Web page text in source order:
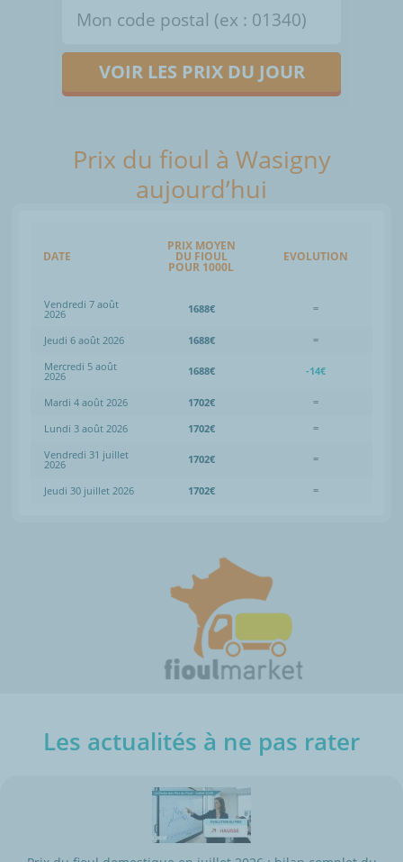
VOIR LES PRIX DU JOUR
Prix du fioul à Wasigny
aujourd’hui
DATE
PRIX MOYEN
DU FIOUL
POUR 1000L
EVOLUTION
Vendredi 7 août
2026 1688€ =
Jeudi 6 août 2026 1688€
=
Mercredi 5 août
2026 1688€ -14€
Mardi 4 août 2026 1702€
=
Lundi 3 août 2026
1702€
=
Vendredi 31 juillet
2026 1702€ =
Jeudi 30 juillet 2026 1702€ =
Les actualités à ne pas rater